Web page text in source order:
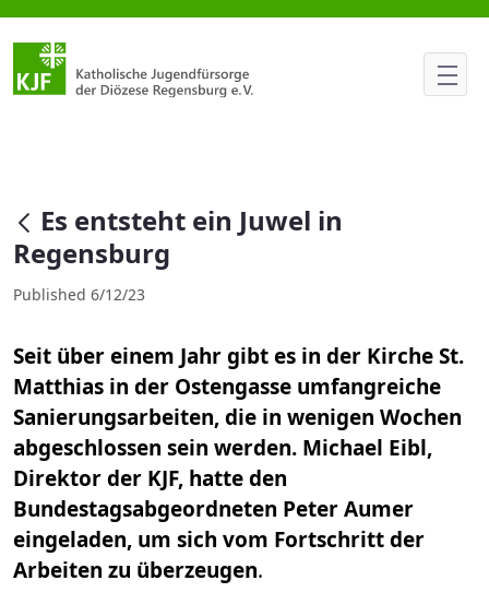
Es entsteht ein Juwel in
null
Es entsteht ein Juwel in
Regensburg
Published 6/12/23
Seit über einem Jahr gibt es in der Kirche St.
Matthias in der Ostengasse umfangreiche
Sanierungsarbeiten, die in wenigen Wochen
abgeschlossen sein werden. Michael Eibl,
Direktor der KJF, hatte den
Bundestagsabgeordneten Peter Aumer
eingeladen, um sich vom Fortschritt der
Arbeiten zu überzeugen.